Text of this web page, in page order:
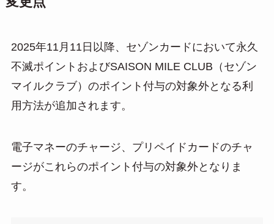
2025年11月11日以降、セゾンカードにおいて永久
不滅ポイントおよびSAISON MILE CLUB（セゾン
マイルクラブ）のポイント付与の対象外となる利
用方法が追加されます。
電子マネーのチャージ、プリペイドカードのチャ
ージがこれらのポイント付与の対象外となりま
す。